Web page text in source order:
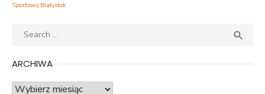
Sportowy Białystok
Search

ARCHIWA
Archiwa